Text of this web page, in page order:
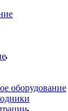
оборудование